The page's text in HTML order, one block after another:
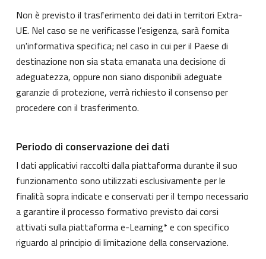
Non è previsto il trasferimento dei dati in territori Extra-
UE. Nel caso se ne verificasse l’esigenza, sarà fornita
un'informativa specifica; nel caso in cui per il Paese di
destinazione non sia stata emanata una decisione di
adeguatezza, oppure non siano disponibili adeguate
garanzie di protezione, verrà richiesto il consenso per
procedere con il trasferimento.
Periodo di conservazione dei dati
I dati applicativi raccolti dalla piattaforma durante il suo
funzionamento sono utilizzati esclusivamente per le
finalità sopra indicate e conservati per il tempo necessario
a garantire il processo formativo previsto dai corsi
attivati sulla piattaforma e-Learning* e con specifico
riguardo al principio di limitazione della conservazione.